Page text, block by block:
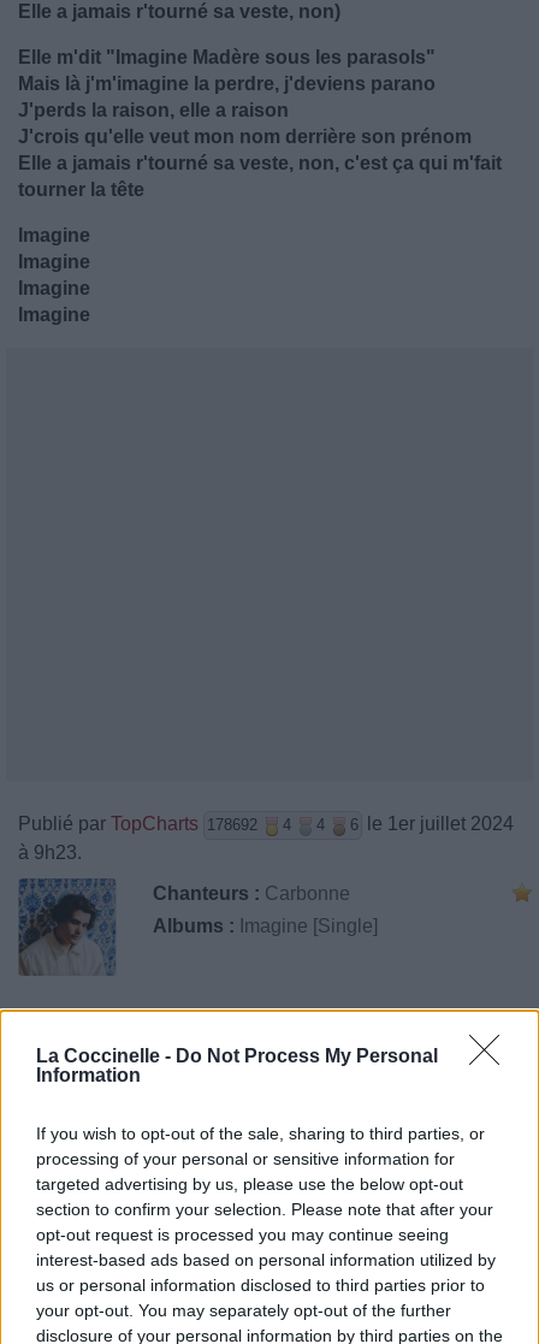
La Coccinelle - Do Not Process My Personal
Information
If you wish to opt-out of the sale, sharing to third parties, or
processing of your personal or sensitive information for
targeted advertising by us, please use the below opt-out
section to confirm your selection. Please note that after your
opt-out request is processed you may continue seeing
interest-based ads based on personal information utilized by
us or personal information disclosed to third parties prior to
your opt-out. You may separately opt-out of the further
disclosure of your personal information by third parties on the
Elle a jamais r'tourné sa veste, non)
Elle m'dit "Imagine Madère sous les parasols"
Mais là j'm'imagine la perdre, j'deviens parano
J'perds la raison, elle a raison
J'crois qu'elle veut mon nom derrière son prénom
Elle a jamais r'tourné sa veste, non, c'est ça qui m'fait
tourner la tête
Imagine
Imagine
Imagine
Imagine
Publié par TopCharts 178692 4 4 6
le 1er juillet 2024
à 9h23.
Chanteurs : Carbonne
Albums : Imagine [Single]
⇑
Paroles Téléchargement
Vidéos
Commentaires
Pour prolonger le plaisir musical :
Vous aimez chanter, apprenez la guitare chez
Télécharger légalement les MP3 sur
Télécharger légalement les MP3 ou trouver le CD sur